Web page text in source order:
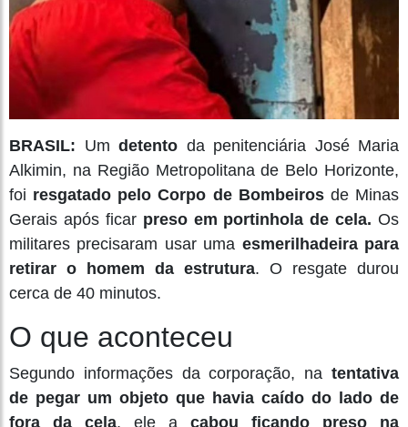
BRASIL: Um detento da penitenciária José Maria
Alkimin, na Região Metropolitana de Belo Horizonte,
foi resgatado pelo Corpo de Bombeirosde Minas
Gerais após ficar preso em portinhola de cela. Os
militares precisaram usar uma esmerilhadeira para
retirar o homem da estrutura. O resgate durou
cerca de 40 minutos.
O que aconteceu
Segundo informações da corporação, na tentativa
de pegar um objeto que havia caído do lado de
fora da cela, ele a cabou ficando preso na